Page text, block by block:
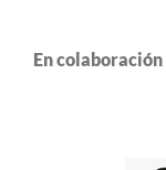
En colaboración